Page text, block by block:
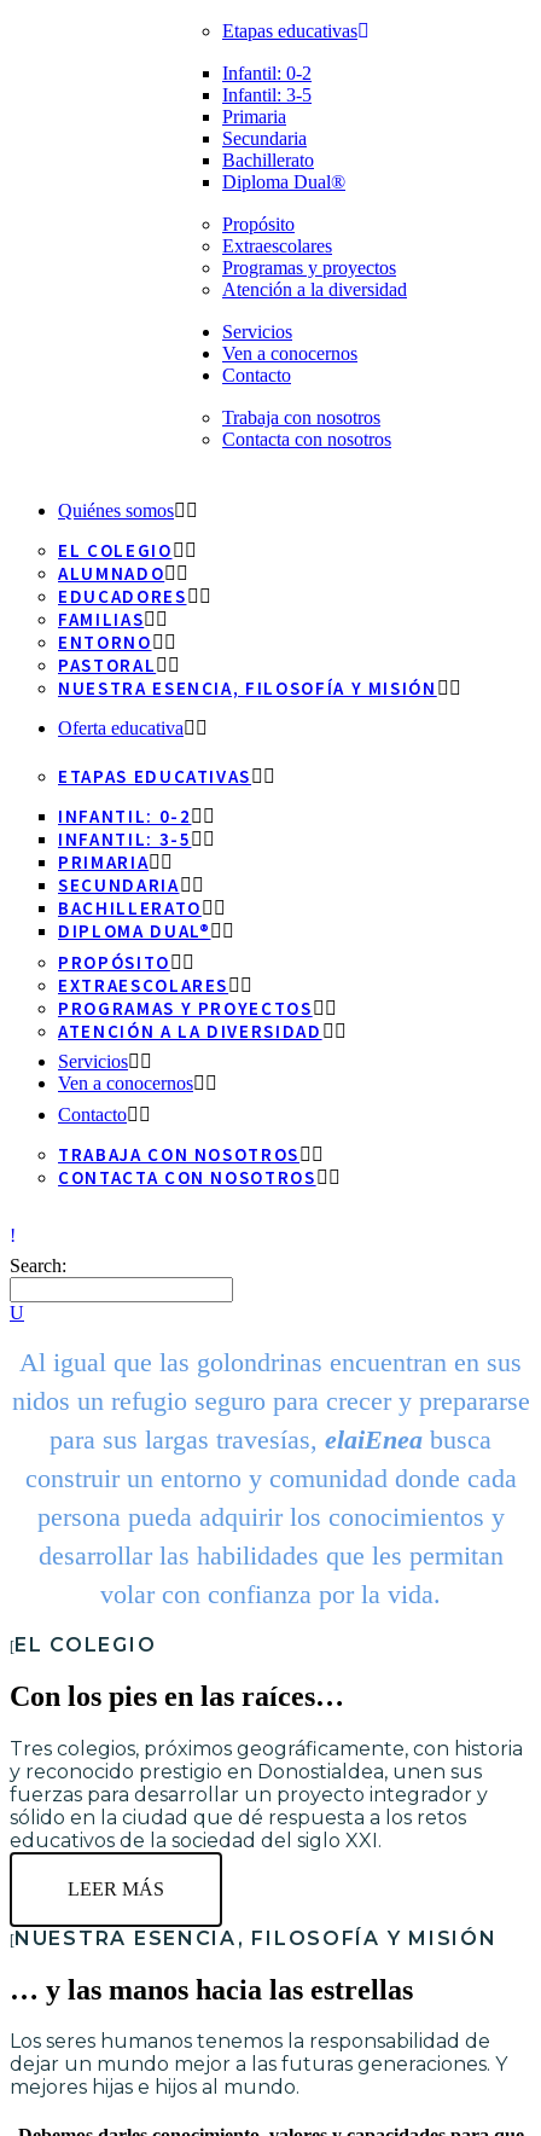
Etapas educativas
Infantil: 0-2
Infantil: 3-5
Primaria
Secundaria
Bachillerato
Diploma Dual®
Propósito
Extraescolares
Programas y proyectos
Atención a la diversidad
Servicios
Ven a conocernos
Contacto
Trabaja con nosotros
Contacta con nosotros
Quiénes somos
EL COLEGIO
ALUMNADO
EDUCADORES
FAMILIAS
ENTORNO
PASTORAL
NUESTRA ESENCIA, FILOSOFÍA Y MISIÓN
Oferta educativa
ETAPAS EDUCATIVAS
INFANTIL: 0-2
INFANTIL: 3-5
PRIMARIA
SECUNDARIA
BACHILLERATO
DIPLOMA DUAL®
PROPÓSITO
EXTRAESCOLARES
PROGRAMAS Y PROYECTOS
ATENCIÓN A LA DIVERSIDAD
Servicios
Ven a conocernos
Contacto
TRABAJA CON NOSOTROS
CONTACTA CON NOSOTROS
Search:
Al igual que las golondrinas encuentran en sus
nidos un refugio seguro para crecer y prepararse
para sus largas travesías, elaiEnea busca
construir un entorno y comunidad donde cada
persona pueda adquirir los conocimientos y
desarrollar las habilidades que les permitan
volar con confianza por la vida.
EL COLEGIO
Con los pies en las raíces…
Tres colegios, próximos geográficamente, con historia
y reconocido prestigio en Donostialdea, unen sus
fuerzas para desarrollar un proyecto integrador y
sólido en la ciudad que dé respuesta a los retos
educativos de la sociedad del siglo XXI.
LEER MÁS
NUESTRA ESENCIA, FILOSOFÍA Y MISIÓN
… y las manos hacia las estrellas
Los seres humanos tenemos la responsabilidad de
dejar un mundo mejor a las futuras generaciones. Y
mejores hijas e hijos al mundo.